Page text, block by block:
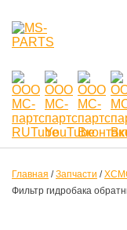
Главная /Запчасти /
Фильтр гидробака